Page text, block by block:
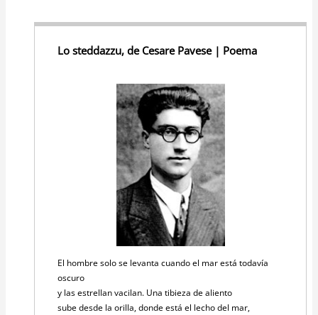
Lo steddazzu, de Cesare Pavese | Poema
El hombre solo se levanta cuando el mar está todavía
oscuro
y las estrellan vacilan. Una tibieza de aliento
sube desde la orilla, donde está el lecho del mar,